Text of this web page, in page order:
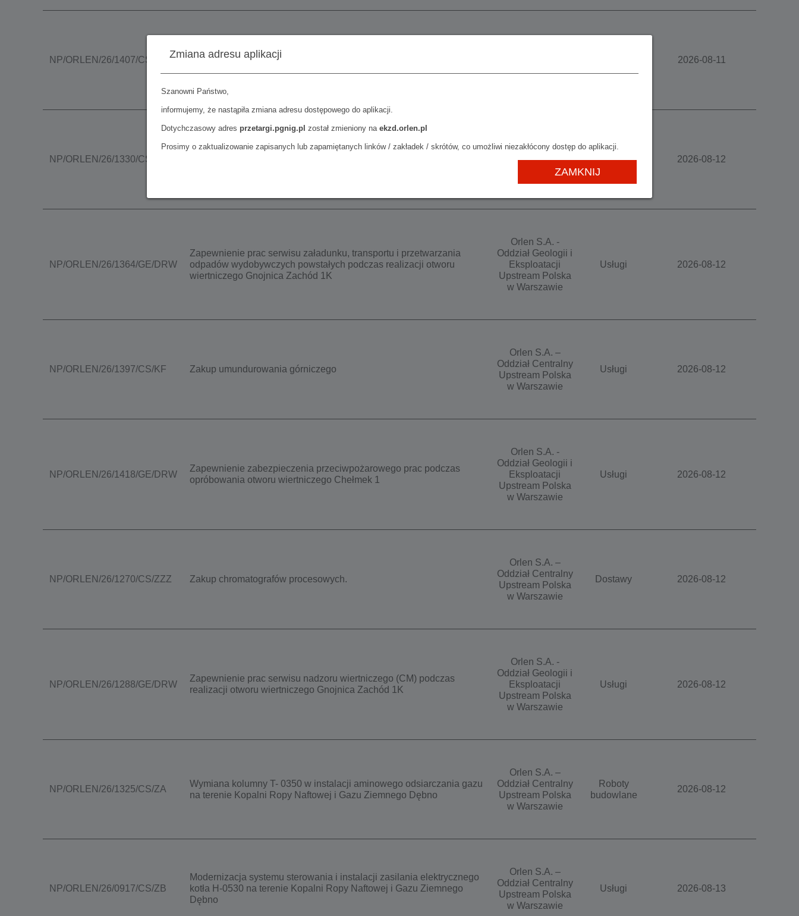
Zmiana adresu aplikacji
Szanowni Państwo,
informujemy, że nastąpiła zmiana adresu dostępowego do aplikacji.
Dotychczasowy adres przetargi.pgnig.pl został zmieniony naekzd.orlen.pl
Prosimy o zaktualizowanie zapisanych lub zapamiętanych linków / zakładek / skrótów, co umożliwi niezakłócony dostęp do aplikacji.
ZAMKNIJ
NP/ORLEN/26/1407/CS/ZZS Dostawa filtrów i wkładów filtracyjnych
w Warszawie
2026-08-11
NP/ORLEN/26/1330/CS/WH
Usługi transportu specjalistycznego (ADR) ropy naftowej z terenu
Orlen S.A. –
Oddział Centralny
w Warszawie
Usługi 2026-08-12
NP/ORLEN/26/1364/GE/DRW
Zapewnienie prac serwisu załadunku, transportu i przetwarzania
odpadów wydobywczych powstałych podczas realizacji otworu
wiertniczego Gnojnica Zachód 1K
Orlen S.A. -
Oddział Geologii i
Eksploatacji
Upstream Polska
w Warszawie
Usługi 2026-08-12
NP/ORLEN/26/1397/CS/KF Zakup umundurowania górniczego
Orlen S.A. –
Oddział Centralny
Upstream Polska
w Warszawie
Usługi 2026-08-12
NP/ORLEN/26/1418/GE/DRW
Zapewnienie zabezpieczenia przeciwpożarowego prac podczas
opróbowania otworu wiertniczego Chełmek 1
Orlen S.A. -
Oddział Geologii i
Eksploatacji
Upstream Polska
w Warszawie
Usługi 2026-08-12
NP/ORLEN/26/1270/CS/ZZZ Zakup chromatografów procesowych.
Orlen S.A. –
Oddział Centralny
Upstream Polska
w Warszawie
Dostawy 2026-08-12
NP/ORLEN/26/1288/GE/DRW
Zapewnienie prac serwisu nadzoru wiertniczego (CM) podczas
realizacji otworu wiertniczego Gnojnica Zachód 1K
Orlen S.A. -
Oddział Geologii i
Eksploatacji
Upstream Polska
w Warszawie
Usługi 2026-08-12
NP/ORLEN/26/1325/CS/ZA
Wymiana kolumny T- 0350 w instalacji aminowego odsiarczania gazu
na terenie Kopalni Ropy Naftowej i Gazu Ziemnego Dębno
Orlen S.A. –
Oddział Centralny
Upstream Polska
w Warszawie
Roboty
budowlane
2026-08-12
NP/ORLEN/26/0917/CS/ZB
Modernizacja systemu sterowania i instalacji zasilania elektrycznego
kotła H-0530 na terenie Kopalni Ropy Naftowej i Gazu Ziemnego
Dębno
Orlen S.A. –
Oddział Centralny
Upstream Polska
w Warszawie
Usługi 2026-08-13